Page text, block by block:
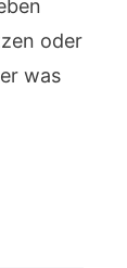
oder
was